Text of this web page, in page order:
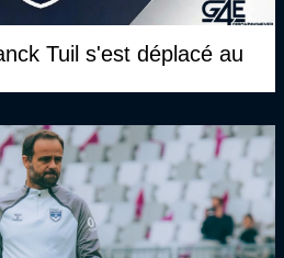
Tuil s'est déplacé au